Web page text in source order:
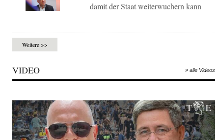
damit der Staat weiterwuchern kann
Weitere >>
VIDEO » alle Videos